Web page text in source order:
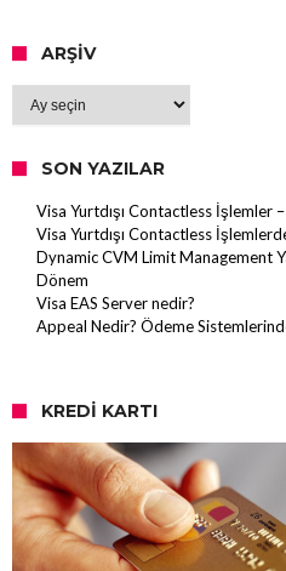
ARŞIV
Arşiv
SON YAZILAR
Visa Yurtdışı Contactless İşlemler
Visa Yurtdışı Contactless
Dynamic CVM Limit Management
Dönem
Visa EAS Server nedir?
Appeal Nedir? Ödeme
KREDI KARTI